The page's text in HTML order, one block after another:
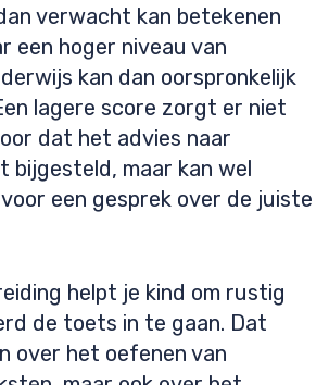
verwacht kan betekenen
een hoger niveau van
kan dan oorspronkelijk
lagere score zorgt er niet
dat het advies naar
bijgesteld, maar kan wel
een gesprek over de juiste
helpt je kind om rustig
de toets in te gaan. Dat
over het oefenen van